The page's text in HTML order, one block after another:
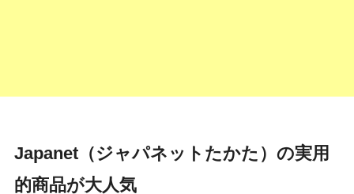
Japanet（ジャパネットたかた）の実用
的商品が大人気